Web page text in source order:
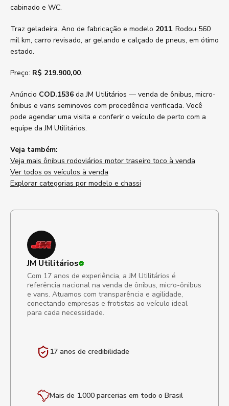
cabinado e WC.
Traz geladeira. Ano de fabricação e modelo 2011. Rodou 560
mil km, carro revisado, ar gelando e calçado de pneus, em ótimo
estado.
Preço: R$ 219.900,00.
Anúncio COD.1536 da JM Utilitários — venda de ônibus, micro-
ônibus e vans seminovos com procedência verificada. Você
pode agendar uma visita e conferir o veículo de perto com a
equipe da JM Utilitários.
Veja também:
Veja mais ônibus rodoviários motor traseiro toco à venda
Ver todos os veículos à venda
Explorar categorias por modelo e chassi
JM Utilitários
Com 17 anos de experiência, a JM Utilitários é
referência nacional na venda de ônibus, micro-ônibus
e vans. Atuamos com transparência e agilidade,
conectando empresas e frotistas ao veículo ideal
para cada necessidade.
17 anos de credibilidade
Mais de 1.000 parcerias em todo o Brasil